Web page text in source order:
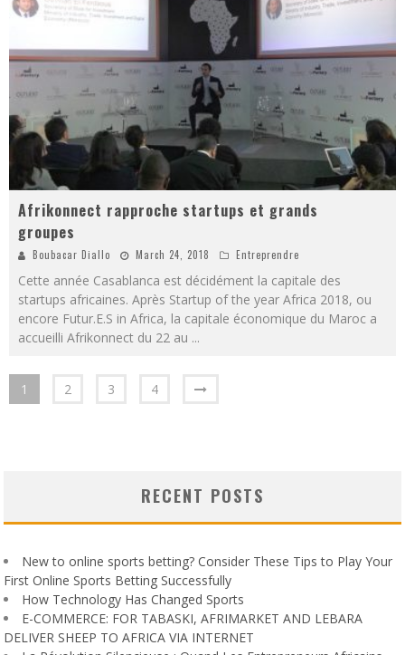
Afrikonnect rapproche startups et grands
groupes
Boubacar Diallo March 24, 2018 Entreprendre
Cette année Casablanca est décidément la capitale des
startups africaines. Après Startup of the year Africa 2018, ou
encore Futur.E.S in Africa, la capitale économique du Maroc a
accueilli Afrikonnect du 22 au ...
1 2 3 4
RECENT POSTS
New to online sports betting? Consider These Tips to Play Your
First Online Sports Betting Successfully
How Technology Has Changed Sports
E-COMMERCE: FOR TABASKI, AFRIMARKET AND LEBARA
DELIVER SHEEP TO AFRICA VIA INTERNET